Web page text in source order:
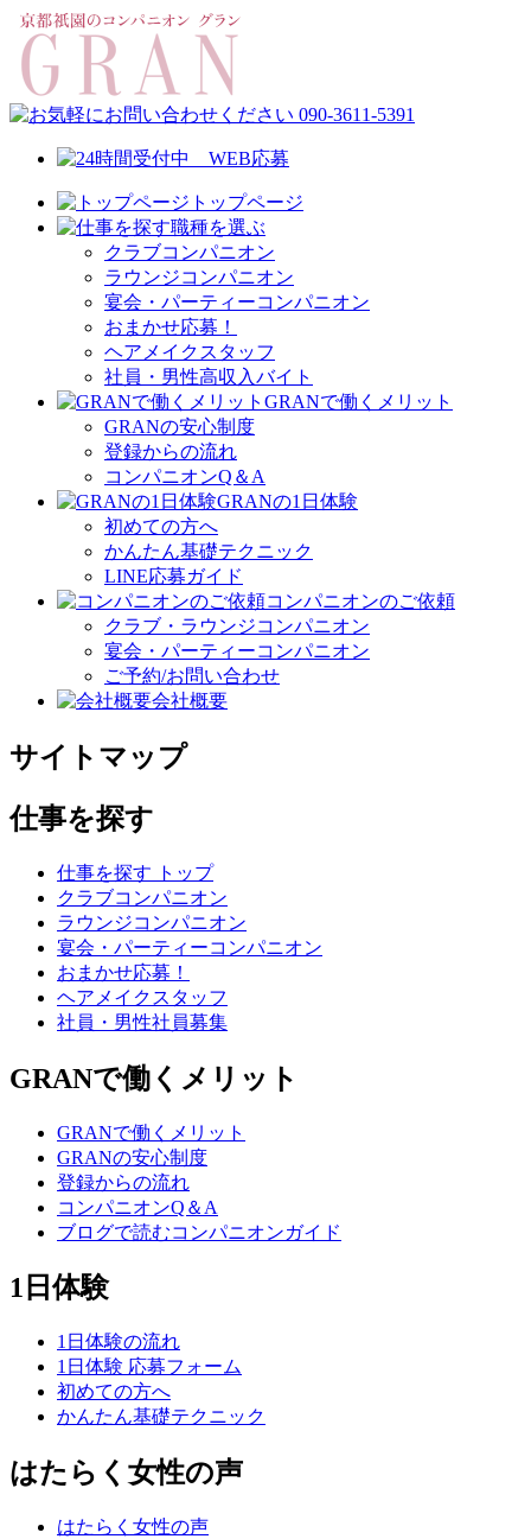
トップページ
職種を選ぶ
クラブコンパニオン
ラウンジコンパニオン
宴会・パーティーコンパニオン
おまかせ応募！
ヘアメイクスタッフ
社員・男性高収入バイト
GRANで働くメリット
GRANの安心制度
登録からの流れ
コンパニオンQ＆A
GRANの1日体験
初めての方へ
かんたん基礎テクニック
LINE応募ガイド
コンパニオンのご依頼
クラブ・ラウンジコンパニオン
宴会・パーティーコンパニオン
ご予約/お問い合わせ
会社概要
サイトマップ
仕事を探す
仕事を探す トップ
クラブコンパニオン
ラウンジコンパニオン
宴会・パーティーコンパニオン
おまかせ応募！
ヘアメイクスタッフ
社員・男性社員募集
GRANで働くメリット
GRANで働くメリット
GRANの安心制度
登録からの流れ
コンパニオンQ＆A
ブログで読むコンパニオンガイド
1日体験
1日体験の流れ
1日体験 応募フォーム
初めての方へ
かんたん基礎テクニック
はたらく女性の声
はたらく女性の声